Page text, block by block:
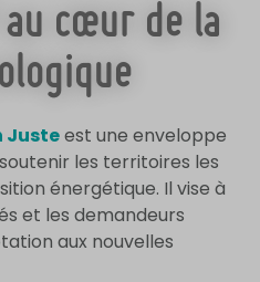
cœur de la
Justeest une enveloppe
les territoires les
énergétique. Il vise à
et les demandeurs
aux nouvelles